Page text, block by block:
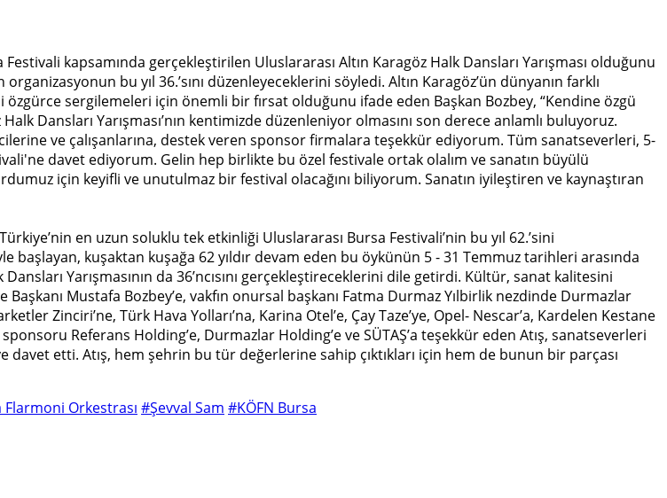
kapsamında gerçekleştirilen Uluslararası Altın Karagöz Halk Dansları Yarışması olduğunu
bu yıl 36.’sını düzenleyeceklerini söyledi. Altın Karagöz’ün dünyanın farklı
sergilemeleri için önemli bir fırsat olduğunu ifade eden Başkan Bozbey, “Kendine özgü
Dansları Yarışması’nın kentimizde düzenleniyor olmasını son derece anlamlı buluyoruz.
ve çalışanlarına, destek veren sponsor firmalara teşekkür ediyorum. Tüm sanatseverleri, 5-
davet ediyorum. Gelin hep birlikte bu özel festivale ortak olalım ve sanatın büyülü
için keyifli ve unutulmaz bir festival olacağını biliyorum. Sanatın iyileştiren ve kaynaştıran
en uzun soluklu tek etkinliği Uluslararası Bursa Festivali’nin bu yıl 62.’sini
başlayan, kuşaktan kuşağa 62 yıldır devam eden bu öykünün 5 - 31 Temmuz tarihleri arasında
Yarışmasının da 36’ncısını gerçekleştireceklerini dile getirdi. Kültür, sanat kalitesini
Mustafa Bozbey’e, vakfın onursal başkanı Fatma Durmaz Yılbirlik nezdinde Durmazlar
Zinciri’ne, Türk Hava Yolları’na, Karina Otel’e, Çay Taze’ye, Opel- Nescar’a, Kardelen Kestane
Referans Holding’e, Durmazlar Holding’e ve SÜTAŞ’a teşekkür eden Atış, sanatseverleri
etti. Atış, hem şehrin bu tür değerlerine sahip çıktıkları için hem de bunun bir parçası
Flarmoni Orkestrası #Şevval Sam #KÖFN Bursa